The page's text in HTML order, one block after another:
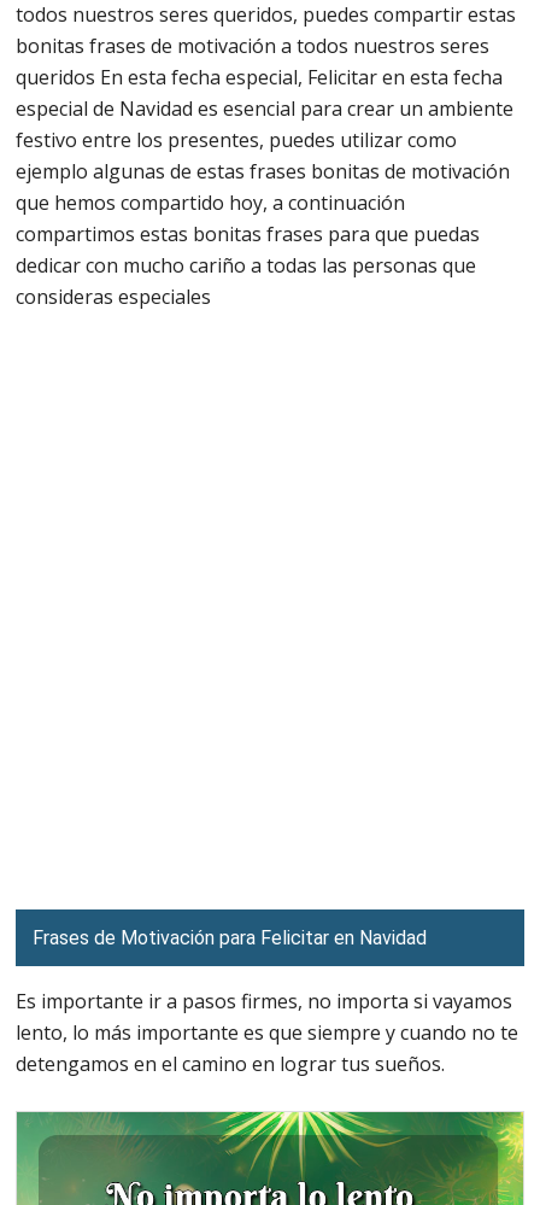
todos nuestros seres queridos, puedes compartir estas
bonitas frases de motivación a todos nuestros seres
queridos En esta fecha especial, Felicitar en esta fecha
especial de Navidad es esencial para crear un ambiente
festivo entre los presentes, puedes utilizar como
ejemplo algunas de estas frases bonitas de motivación
que hemos compartido hoy, a continuación
compartimos estas bonitas frases para que puedas
dedicar con mucho cariño a todas las personas que
consideras especiales
Frases de Motivación para Felicitar en Navidad
Es importante ir a pasos firmes, no importa si vayamos
lento, lo más importante es que siempre y cuando no te
detengamos en el camino en lograr tus sueños.